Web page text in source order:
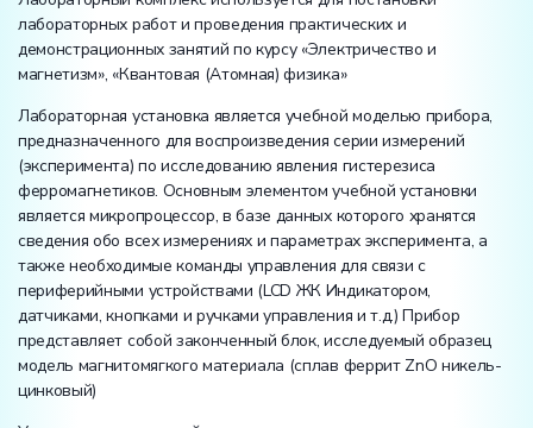
лабораторных работ и проведения практических и
демонстрационных занятий по курсу «Электричество и
магнетизм», «Квантовая (Атомная) физика»
Лабораторная установка является учебной моделью прибора,
предназначенного для воспроизведения серии измерений
(эксперимента) по исследованию явления гистерезиса
ферромагнетиков. Основным элементом учебной установки
является микропроцессор, в базе данных которого хранятся
сведения обо всех измерениях и параметрах эксперимента, а
также необходимые команды управления для связи с
периферийными устройствами (LCD ЖК Индикатором,
датчиками, кнопками и ручками управления и т.д.) Прибор
представляет собой законченный блок, исследуемый образец
модель магнитомягкого материала (сплав феррит ZnO никель-
цинковый)